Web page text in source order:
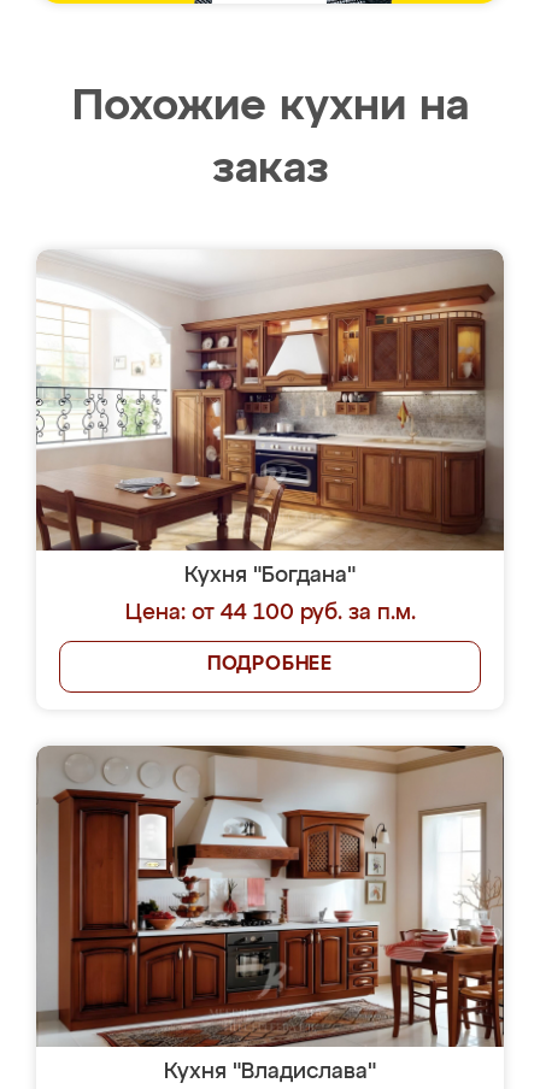
Похожие кухни на
заказ
Кухня "Богдана"
Цена: от 44 100 руб. за п.м.
ПОДРОБНЕЕ
Кухня "Владислава"